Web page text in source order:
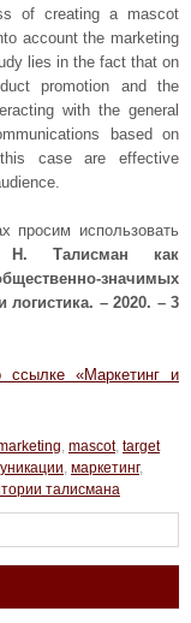
of creating a mascot
account the marketing
lies in the fact that on
promotion and the
with the general
based on
case are effective
просим использовать
Талисман как
значимых
логистика. – 2020. – 3
ссылке «Маркетинг и
, mascot, target
, маркетинг,
талисмана